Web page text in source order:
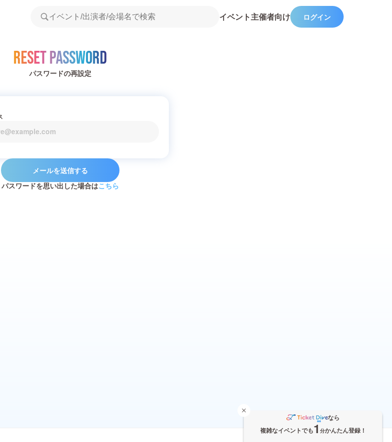
イベント主催者向け ログイン
Reset Password
パスワードの再設定
メールを送信する
パスワードを思い出した場合はこちら
なら
複雑なイベントでも1 分かんたん登録！